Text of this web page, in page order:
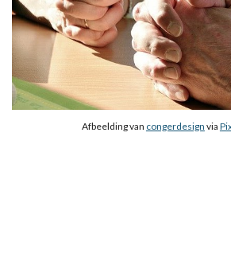
Afbeelding van congerdesign via